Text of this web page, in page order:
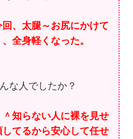
、太腿～お尻にかけて
全身軽くなった。
な人でしたか？
知らない人に裸を見せ
てるから安心して任せ